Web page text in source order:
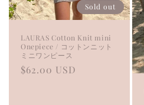
Sold out
LAURAS Cotton Knit mini
Onepiece / コットンニット
ミニワンピース
Regular
$62.00 USD